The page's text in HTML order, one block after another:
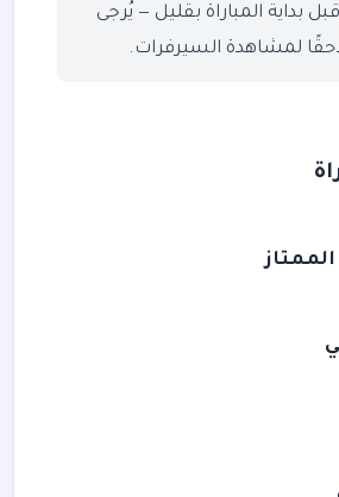
بداية المباراة بقليل — يُرجى
لمشاهدة السيرفرات.